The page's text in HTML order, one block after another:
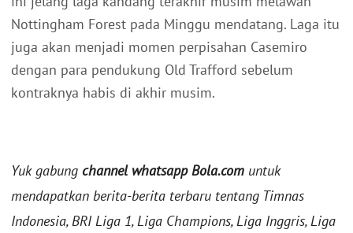
Nottingham Forest pada Minggu mendatang. Laga itu
juga akan menjadi momen perpisahan Casemiro
dengan para pendukung Old Trafford sebelum
kontraknya habis di akhir musim.
Yuk gabung channel whatsapp Bola.com untuk
mendapatkan berita-berita terbaru tentang Timnas
Indonesia, BRI Liga 1, Liga Champions, Liga Inggris, Liga